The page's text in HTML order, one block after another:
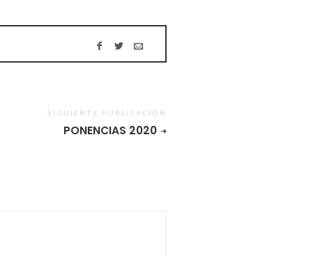
SIGUIENTE PUBLICACIÓN
PONENCIAS 2020